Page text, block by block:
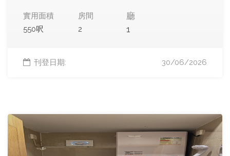
實用面積
550呎
房間
2
廳
1
刊登日期: 30/06/2026